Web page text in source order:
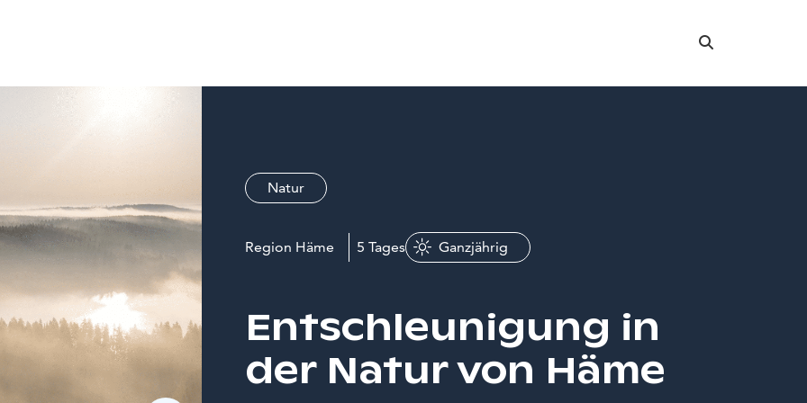
Suche
Natur
Region Häme 5 Tages Ganzjährig
Entschleunigung in
der Natur von Häme